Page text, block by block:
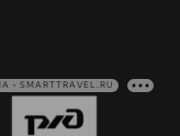
• SMARTTRAVEL.RU